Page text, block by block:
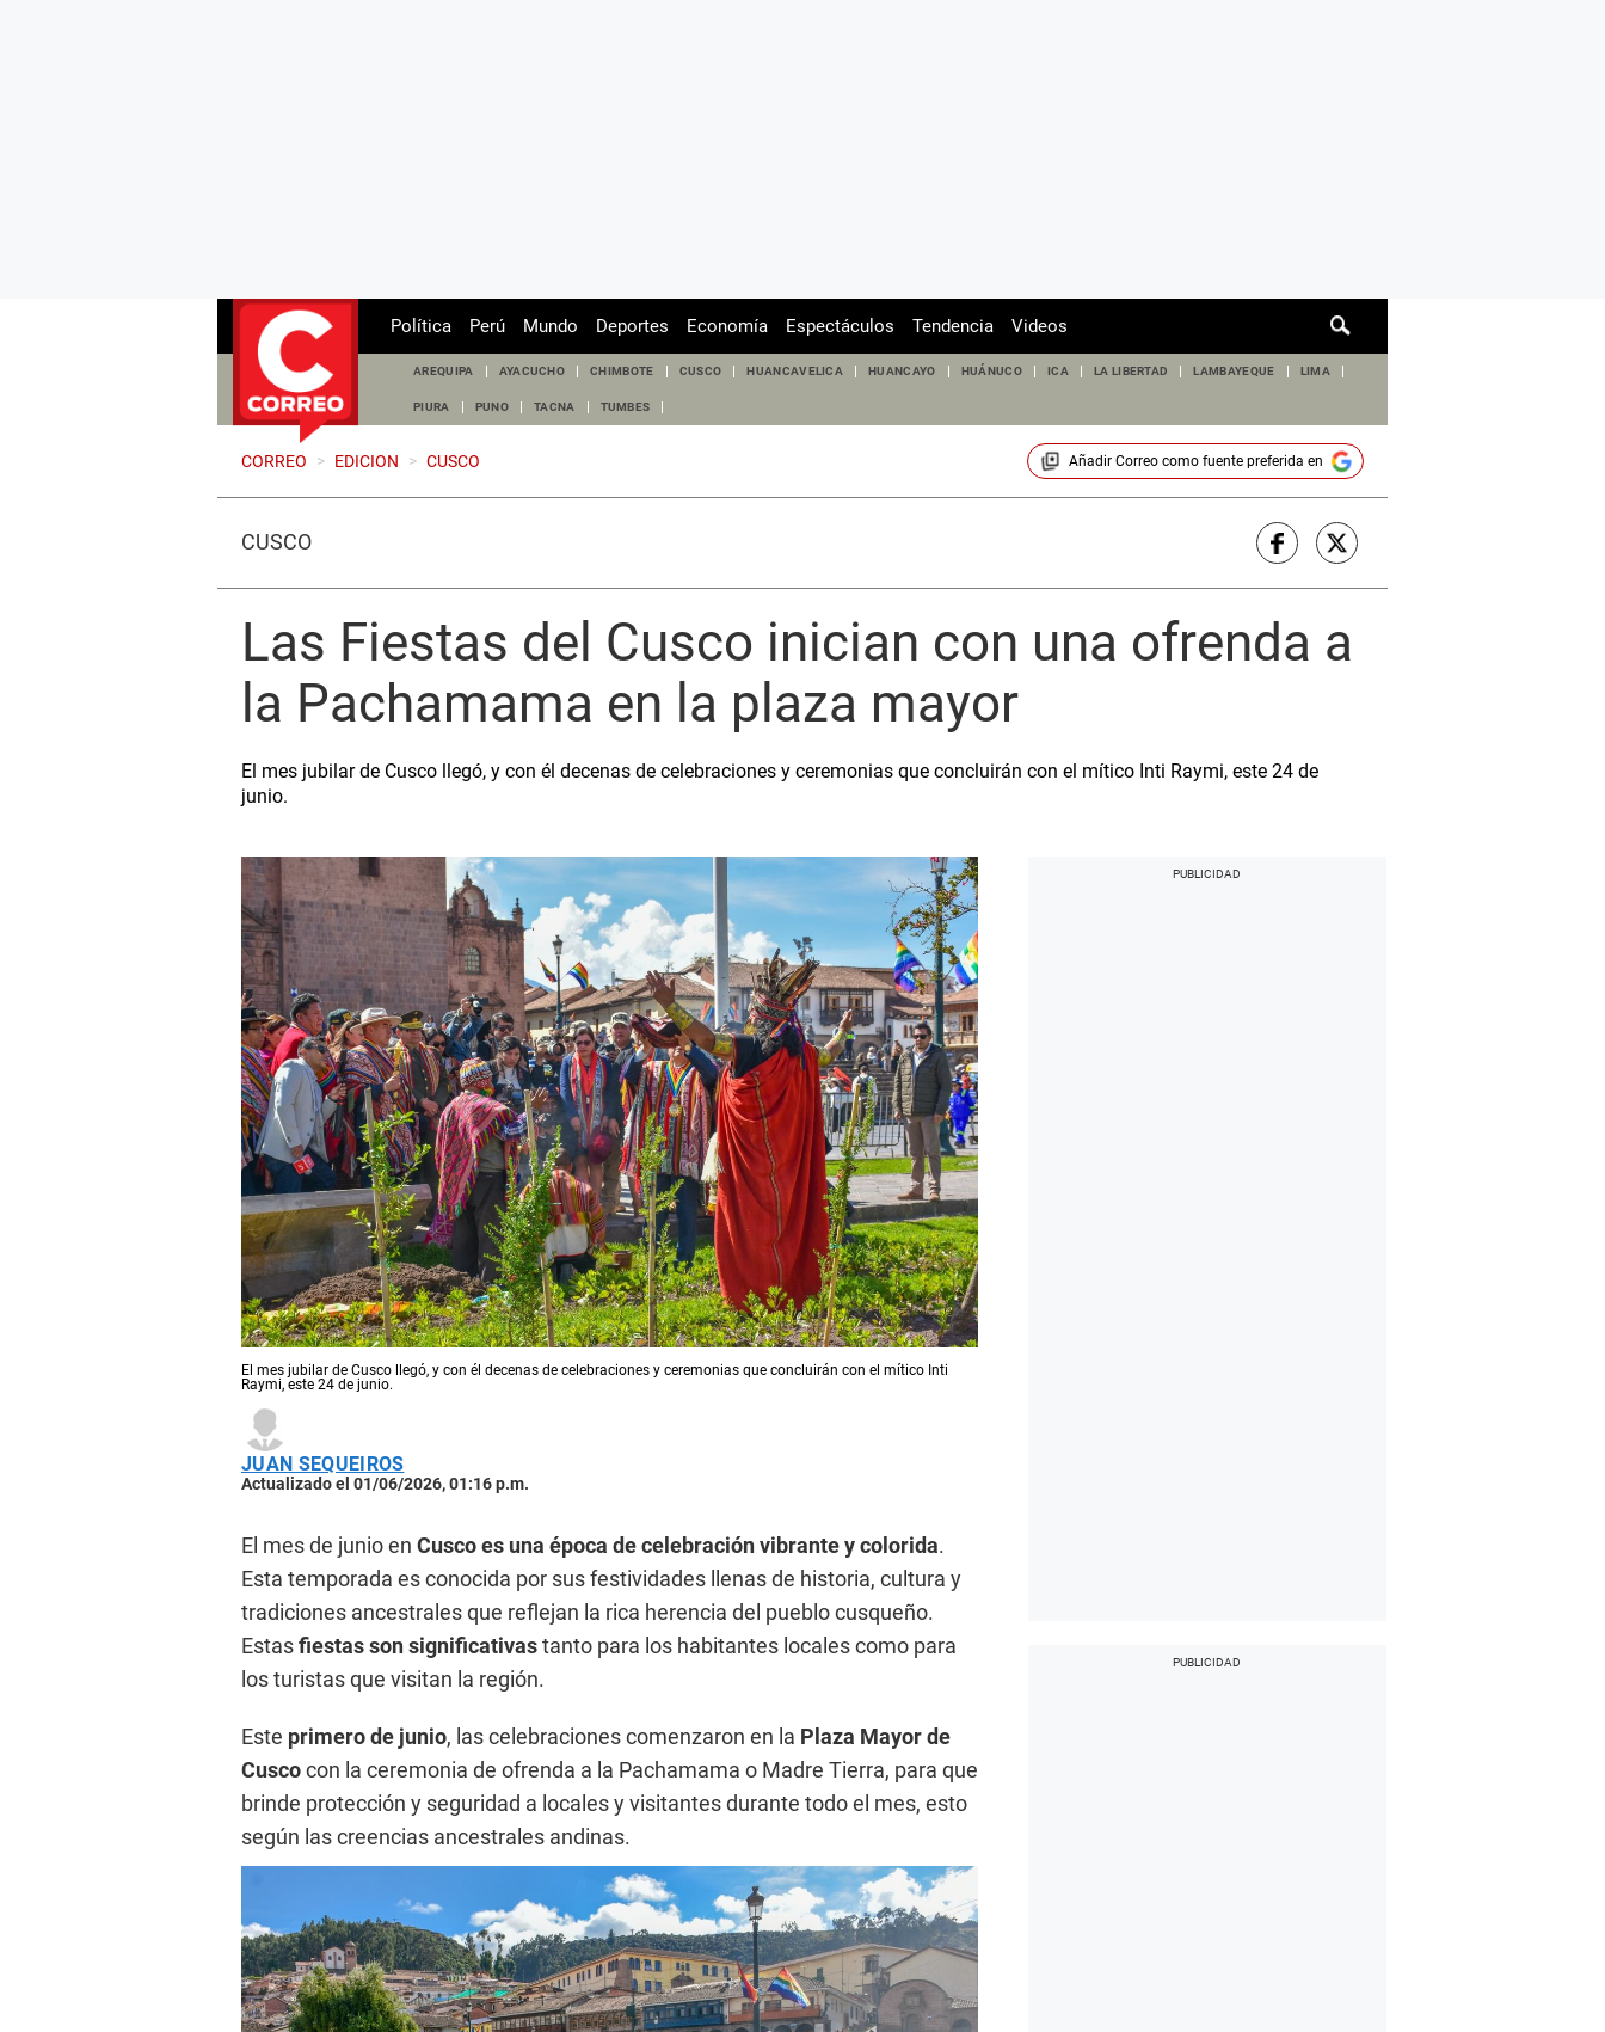
de
Política Perú Mundo Deportes Economía Espectáculos Tendencia Videos
AREQUIPA AYACUCHO CHIMBOTE CUSCO HUANCAVELICA HUANCAYO HUÁNUCO ICA LA LIBERTAD LAMBAYEQUE LIMA
PIURA PUNO TACNA TUMBES
CORREO > EDICION > CUSCO Añadir Correocomo fuente preferida en
CUSCO
Las Fiestas del Cusco inician con una ofrenda a
la Pachamama en la plaza mayor
El mes jubilar de Cusco llegó, y con él decenas de celebraciones y ceremonias que concluirán con el mítico Inti Raymi, este 24 de
junio.
El mes jubilar de Cusco llegó, y con él decenas de celebraciones y ceremonias que concluirán con el mítico Inti
Raymi, este 24 de junio.
JUAN SEQUEIROS
Actualizado el 01/06/2026, 01:16 p.m.
El mes de junio en Cusco es una época de celebración vibrante y colorida.
Esta temporada es conocida por sus festividades llenas de historia, cultura y
tradiciones ancestrales que reflejan la rica herencia del pueblo cusqueño.
Estasfiestas son significativastanto para los habitantes locales como para
los turistas que visitan la región.
Este primero de junio, las celebraciones comenzaron en la Plaza Mayorde
Cuscocon la ceremonia de ofrenda a la Pachamama o Madre Tierra, para que
brinde protección y seguridad a locales y visitantes durante todo el mes, esto
según las creencias ancestrales andinas.